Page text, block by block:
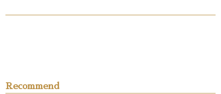
Recommend